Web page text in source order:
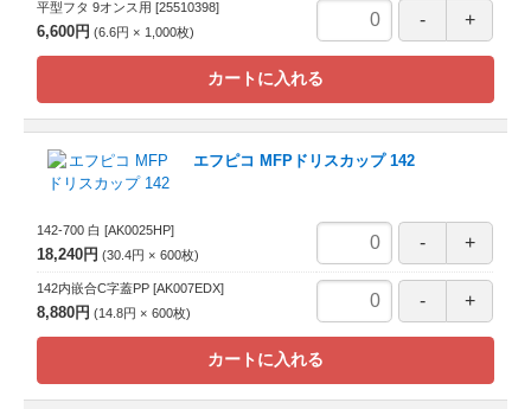
平型フタ 9オンス用 [25510398]
6,600円 6.6円 1,000枚
カートに入れる
エフピコ MFPドリスカップ 142
142-700 白 [AK0025HP]
18,240円 30.4円 600枚
142内嵌合C字蓋PP [AK007EDX]
8,880円 14.8円 600枚
カートに入れる